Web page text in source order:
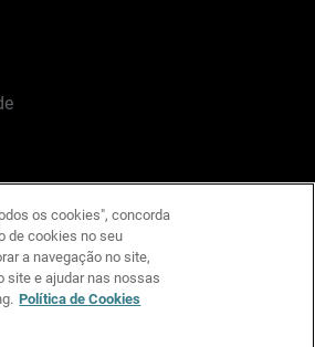
YouTube
os cookies", concorda
de cookies no seu
a navegação no site,
site e ajudar nas nossas
Política de Cookies